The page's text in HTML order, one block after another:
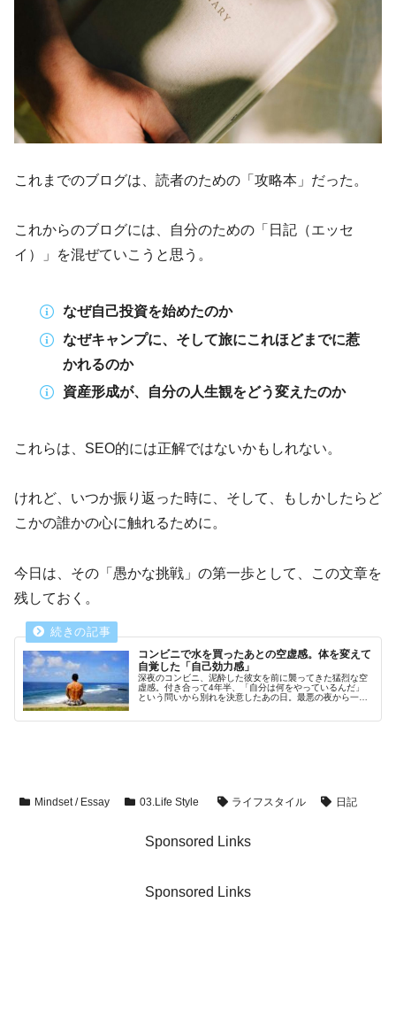
これまでのブログは、読者のための「攻略本」だった。
これからのブログには、自分のための「日記（エッセ
イ）」を混ぜていこうと思う。
なぜ自己投資を始めたのか
なぜキャンプに、そして旅にこれほどまでに惹
かれるのか
資産形成が、自分の人生観をどう変えたのか
これらは、SEO的には正解ではないかもしれない。
けれど、いつか振り返った時に、そして、もしかしたらど
こかの誰かの心に触れるために。
今日は、その「愚かな挑戦」の第一歩として、この文章を
残しておく。
コンビニで水を買ったあとの空虚感。体を変えて
自覚した「自己効力感」
深夜のコンビニ、泥酔した彼女を前に襲ってきた猛烈な空
虚感。付き合って4年半、「自分は何をやっているんだ」
という問いから別れを決意したあの日。最悪の夜から一
Mindset / Essay 03.Life Style ライフスタイル 日記
Sponsored Links
Sponsored Links